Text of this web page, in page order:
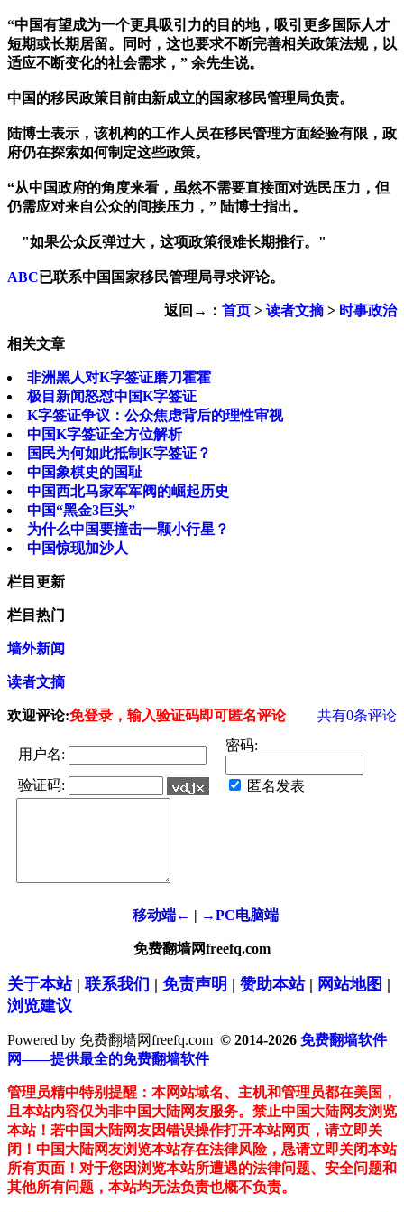
“中国有望成为一个更具吸引力的目的地，吸引更多国际人才
短期或长期居留。同时，这也要求不断完善相关政策法规，以
适应不断变化的社会需求，” 余先生说。
中国的移民政策目前由新成立的国家移民管理局负责。
陆博士表示，该机构的工作人员在移民管理方面经验有限，政
府仍在探索如何制定这些政策。
“从中国政府的角度来看，虽然不需要直接面对选民压力，但
仍需应对来自公众的间接压力，” 陆博士指出。
"如果公众反弹过大，这项政策很难长期推行。"
ABC已联系中国国家移民管理局寻求评论。
返回→： 首页 > 读者文摘> 时事政治
相关文章
非洲黑人对K字签证磨刀霍霍
极目新闻怒怼中国K字签证
K字签证争议：公众焦虑背后的理性审视
中国K字签证全方位解析
国民为何如此抵制K字签证？
中国象棋史的国耻
中国西北马家军军阀的崛起历史
中国“黑金3巨头”
为什么中国要撞击一颗小行星？
中国惊现加沙人
栏目更新
栏目热门
墙外新闻
读者文摘
欢迎评论:免登录，输入验证码即可匿名评论 共有0条评论
用户名:
密码:
验证码: 匿名发表
移动端← | →PC电脑端
免费翻墙网freefq.com
关于本站| 联系我们 | 免责声明 | 赞助本站| 网站地图 |
浏览建议
Powered by 免费翻墙网freefq.com © 2014-2026 免费翻墙软件
网——提供最全的免费翻墙软件
管理员精中特别提醒：本网站域名、主机和管理员都在美国，
且本站内容仅为非中国大陆网友服务。禁止中国大陆网友浏览
本站！若中国大陆网友因错误操作打开本站网页，请立即关
闭！中国大陆网友浏览本站存在法律风险，恳请立即关闭本站
所有页面！对于您因浏览本站所遭遇的法律问题、安全问题和
其他所有问题，本站均无法负责也概不负责。